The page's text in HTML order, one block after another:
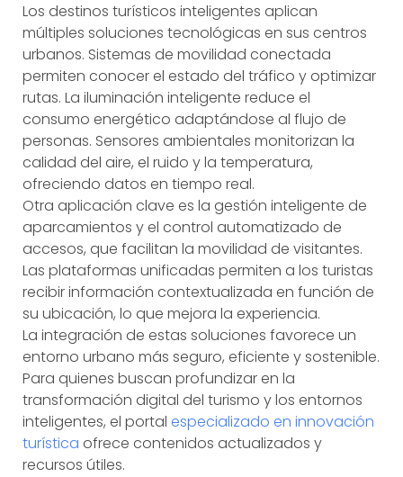
Los destinos turísticos inteligentes aplican
múltiples soluciones tecnológicas en sus centros
urbanos. Sistemas de movilidad conectada
permiten conocer el estado del tráfico y optimizar
rutas. La iluminación inteligente reduce el
consumo energético adaptándose al flujo de
personas. Sensores ambientales monitorizan la
calidad del aire, el ruido y la temperatura,
ofreciendo datos en tiempo real.
Otra aplicación clave es la gestión inteligente de
aparcamientos y el control automatizado de
accesos, que facilitan la movilidad de visitantes.
Las plataformas unificadas permiten a los turistas
recibir información contextualizada en función de
su ubicación, lo que mejora la experiencia.
La integración de estas soluciones favorece un
entorno urbano más seguro, eficiente y sostenible.
Para quienes buscan profundizar en la
transformación digital del turismo y los entornos
inteligentes, el portal especializado en innovación
turística ofrece contenidos actualizados y
recursos útiles.